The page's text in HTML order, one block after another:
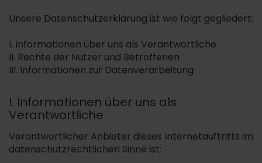
Unsere Datenschutzerklärung ist wie folgt gegliedert:
I. Informationen über uns als Verantwortliche
II. Rechte der Nutzer und Betroffenen
III. Informationen zur Datenverarbeitung
I. Informationen über uns als
Verantwortliche
Verantwortlicher Anbieter dieses Internetauftritts im
datenschutzrechtlichen Sinne ist: